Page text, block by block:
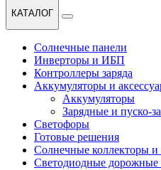
КАТАЛОГ
Солнечные панели
Инверторы и ИБП
Контроллеры заряда
Аккумуляторы и
Аккумуляторы
Зарядные и пуско-
Светофоры
Готовые решения
Солнечные коллекторы
Светодиодные дорожные